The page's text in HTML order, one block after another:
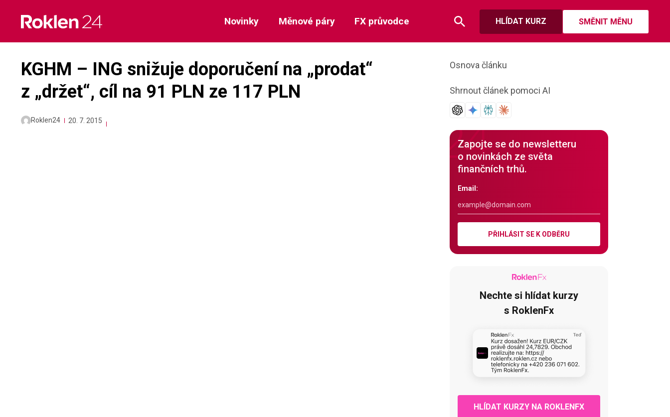
content
HLÍDAT KURZ SMĚNIT MĚNU
Novinky Měnové páry FX průvodce
KGHM – ING snižuje doporučení na „prodat“
z „držet“, cíl na 91 PLN ze 117 PLN
Roklen24 20. 7. 2015
Osnova článku
Shrnout článek pomoci AI
Zapojte se do newsletteru
o novinkách ze světa
finančních trhů.
Email:
PŘIHLÁSIT SE K ODBĚRU
Nechte si hlídat kurzy
s RoklenFx
HLÍDAT KURZY NA ROKLENFX